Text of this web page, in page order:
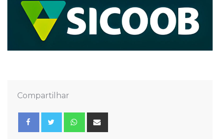
Compartilhar
Whatsapp